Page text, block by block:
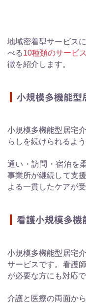
地域密着型サービス
べる10種類のサービス
徴を紹介します。
小規模多機能型
小規模多機能型居宅
らしを続けられるよ
通い・訪問・宿泊を
事業所が継続して支
よる一貫したケアが
看護小規模多機
小規模多機能型居宅
サービスです。看護
が必要な方にも対応で
介護と医療の両面か